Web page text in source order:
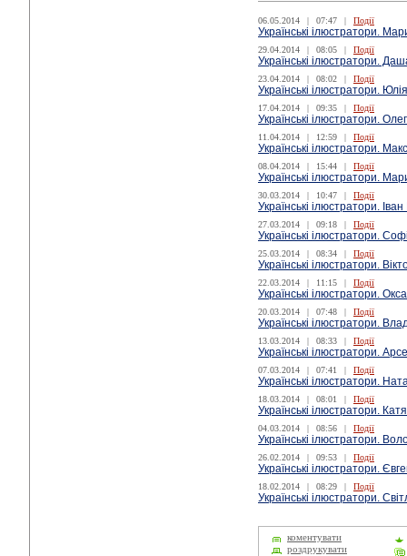
06.05.2014 | 07:47 | Події
Українські ілюстратори.
29.04.2014 | 08:05 | Події
Українські ілюстратори.
23.04.2014 | 08:02 | Події
Українські ілюстратори.
17.04.2014 | 09:35 | Події
Українські ілюстратори.
11.04.2014 | 12:59 | Події
Українські ілюстратори.
08.04.2014 | 15:44 | Події
Українські ілюстратори.
30.03.2014 | 10:47 | Події
Українські ілюстратори.
27.03.2014 | 09:18 | Події
Українські ілюстратори.
25.03.2014 | 08:34 | Події
Українські ілюстратори.
22.03.2014 | 11:15 | Події
Українські ілюстратори.
20.03.2014 | 07:48 | Події
Українські ілюстратори.
13.03.2014 | 08:33 | Події
Українські ілюстратори.
07.03.2014 | 07:41 | Події
Українські ілюстратори.
18.03.2014 | 08:01 | Події
Українські ілюстратори.
04.03.2014 | 08:56 | Події
Українські ілюстратори.
26.02.2014 | 09:53 | Події
Українські ілюстратори.
18.02.2014 | 08:29 | Події
Українські ілюстратори.
коментувати
роздрукувати